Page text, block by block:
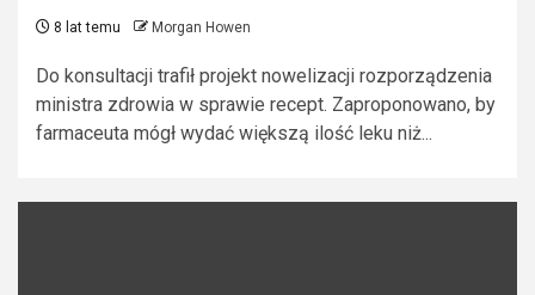
8 lat temu Morgan Howen
Do konsultacji trafił projekt nowelizacji rozporządzenia
ministra zdrowia w sprawie recept. Zaproponowano, by
farmaceuta mógł wydać większą ilość leku niż...